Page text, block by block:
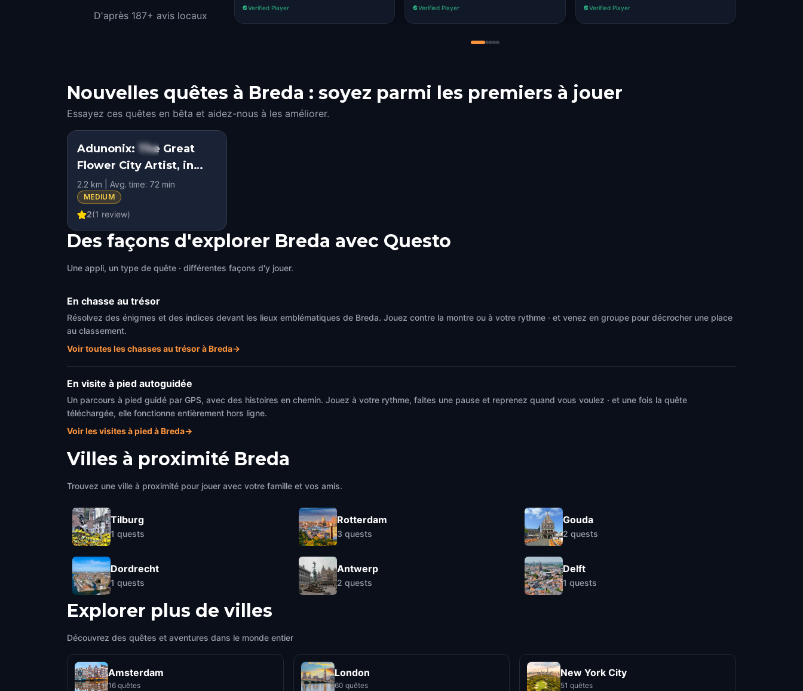
D'après 187+ avis locaux
Verified Player Verified Player Verified Player
Nouvelles quêtes à Breda : soyez parmi les premiers à jouer
Essayez ces quêtes en bêta et aidez-nous à les améliorer.
STEP INTO THE STORY
KIDS' FAVORITE
Adunonix: The Great
Flower City Artist, in
Breda
2.2 km | Avg. time: 72 min
MEDIUM
2(1 review)
Des façons d'explorer Breda avec Questo
Une appli, un type de quête · différentes façons d'y jouer.
En chasse au trésor
Résolvez des énigmes et des indices devant les lieux emblématiques de Breda. Jouez contre la montre ou à votre rythme · et venez en groupe pour décrocher une place
au classement.
Voir toutes les chasses au trésor à Breda→
En visite à pied autoguidée
Un parcours à pied guidé par GPS, avec des histoires en chemin. Jouez à votre rythme, faites une pause et reprenez quand vous voulez · et une fois la quête
téléchargée, elle fonctionne entièrement hors ligne.
Voir les visites à pied à Breda→
Villes à proximité Breda
Trouvez une ville à proximité pour jouer avec votre famille et vos amis.
Tilburg
1 quests
Dordrecht
1 quests
Rotterdam
3 quests
Antwerp
2 quests
Gouda
2 quests
Delft
1 quests
Explorer plus de villes
Découvrez des quêtes et aventures dans le monde entier
Amsterdam
16 quêtes
London
60 quêtes
New York City
51 quêtes